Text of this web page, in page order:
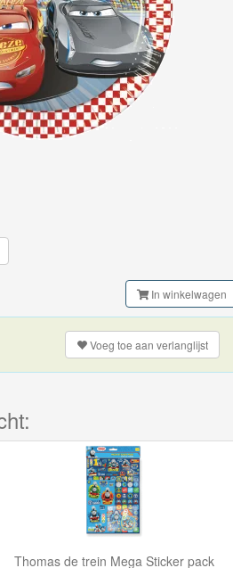
In winkelwagen
Voeg toe aan verlanglijst
Thomas de trein Mega Sticker pack